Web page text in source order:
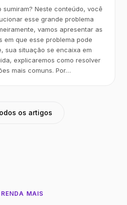
sumiram? Neste conteúdo, você
esse grande problema
vamos apresentar as
em que esse problema pode
sua situação se encaixa em
explicaremos como resolver
mais comuns. Por…
os artigos
MAIS